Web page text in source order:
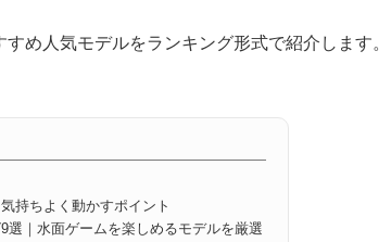
め人気モデルをランキング形式で紹介します。
持ちよく動かすポイント
選｜水面ゲームを楽しめるモデルを厳選